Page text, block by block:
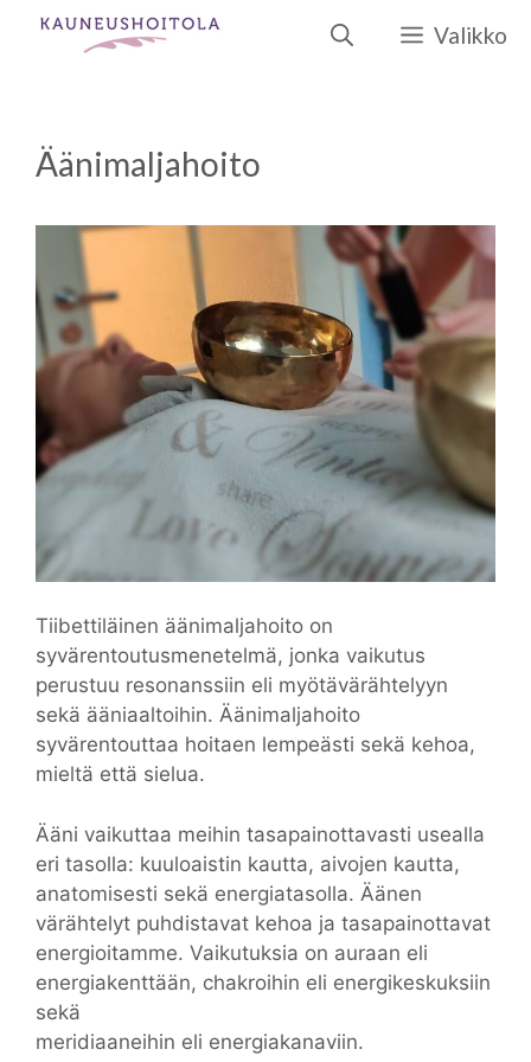
Siirry
Valikko
Äänimaljahoito
Tiibettiläinen äänimaljahoito on
syvärentoutusmenetelmä, jonka vaikutus
perustuu resonanssiin eli myötävärähtelyyn
sekä ääniaaltoihin. Äänimaljahoito
syvärentouttaa hoitaen lempeästi sekä kehoa,
mieltä että sielua.
Ääni vaikuttaa meihin tasapainottavasti usealla
eri tasolla: kuuloaistin kautta, aivojen kautta,
anatomisesti sekä energiatasolla. Äänen
värähtelyt puhdistavat kehoa ja tasapainottavat
energioitamme. Vaikutuksia on auraan eli
energiakenttään, chakroihin eli energikeskuksiin
sekä
meridiaaneihin eli energiakanaviin.